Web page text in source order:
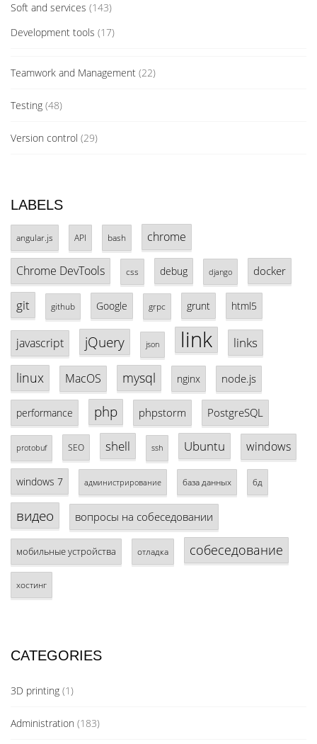
Soft and services (143)
Development tools (17)
Teamwork and Management (22)
Testing (48)
Version control (29)
LABELS
angular.js API bash chrome
Chrome DevTools css debug django docker
git github Google grpc grunt html5
javascript jQuery json link links
linux MacOS mysql nginx node.js
performance php phpstorm PostgreSQL
protobuf SEO shell ssh Ubuntu windows
windows 7 администрирование база данных бд
видео вопросы на собеседовании
мобильные устройства отладка собеседование
хостинг
CATEGORIES
3D printing (1)
Administration (183)